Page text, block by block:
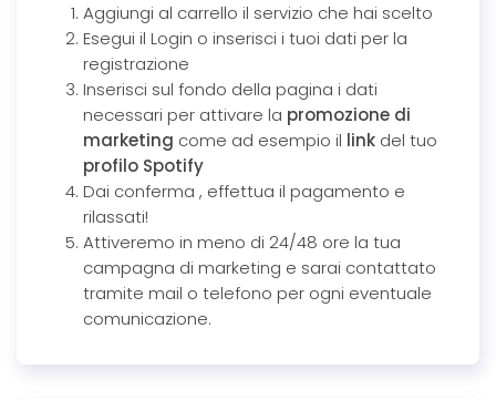
Aggiungi al carrello il servizio che hai scelto
Esegui il Login o inserisci i tuoi dati per la
registrazione
Inserisci sul fondo della pagina i dati
necessari per attivare la promozione di
marketing come ad esempio il link del tuo
profilo Spotify
Dai conferma , effettua il pagamento e
rilassati!
Attiveremo in meno di 24/48 ore la tua
campagna di marketing e sarai contattato
tramite mail o telefono per ogni eventuale
comunicazione.